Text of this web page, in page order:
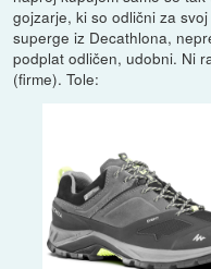
gojzarje, ki so odlični za
superge iz Decathlona,
podplat odličen, udobni. Ni
(firme). Tole: